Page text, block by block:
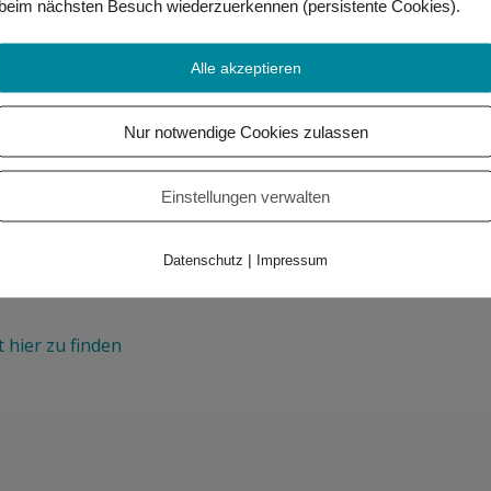
haben wir Anja, Carina und David kennengelernt, die
hier zu finden
beim nächsten Besuch wiederzuerkennen (persistente Cookies).
Alle akzeptieren
Nur notwendige Cookies zulassen
Einstellungen verwalten
Datenschutz | Impressum